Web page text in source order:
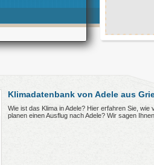
Klimadatenbank von Adele aus
Wie ist das Klima in Adele? Hier erfahren Sie,
planen einen Ausflug nach Adele? Wir sagen